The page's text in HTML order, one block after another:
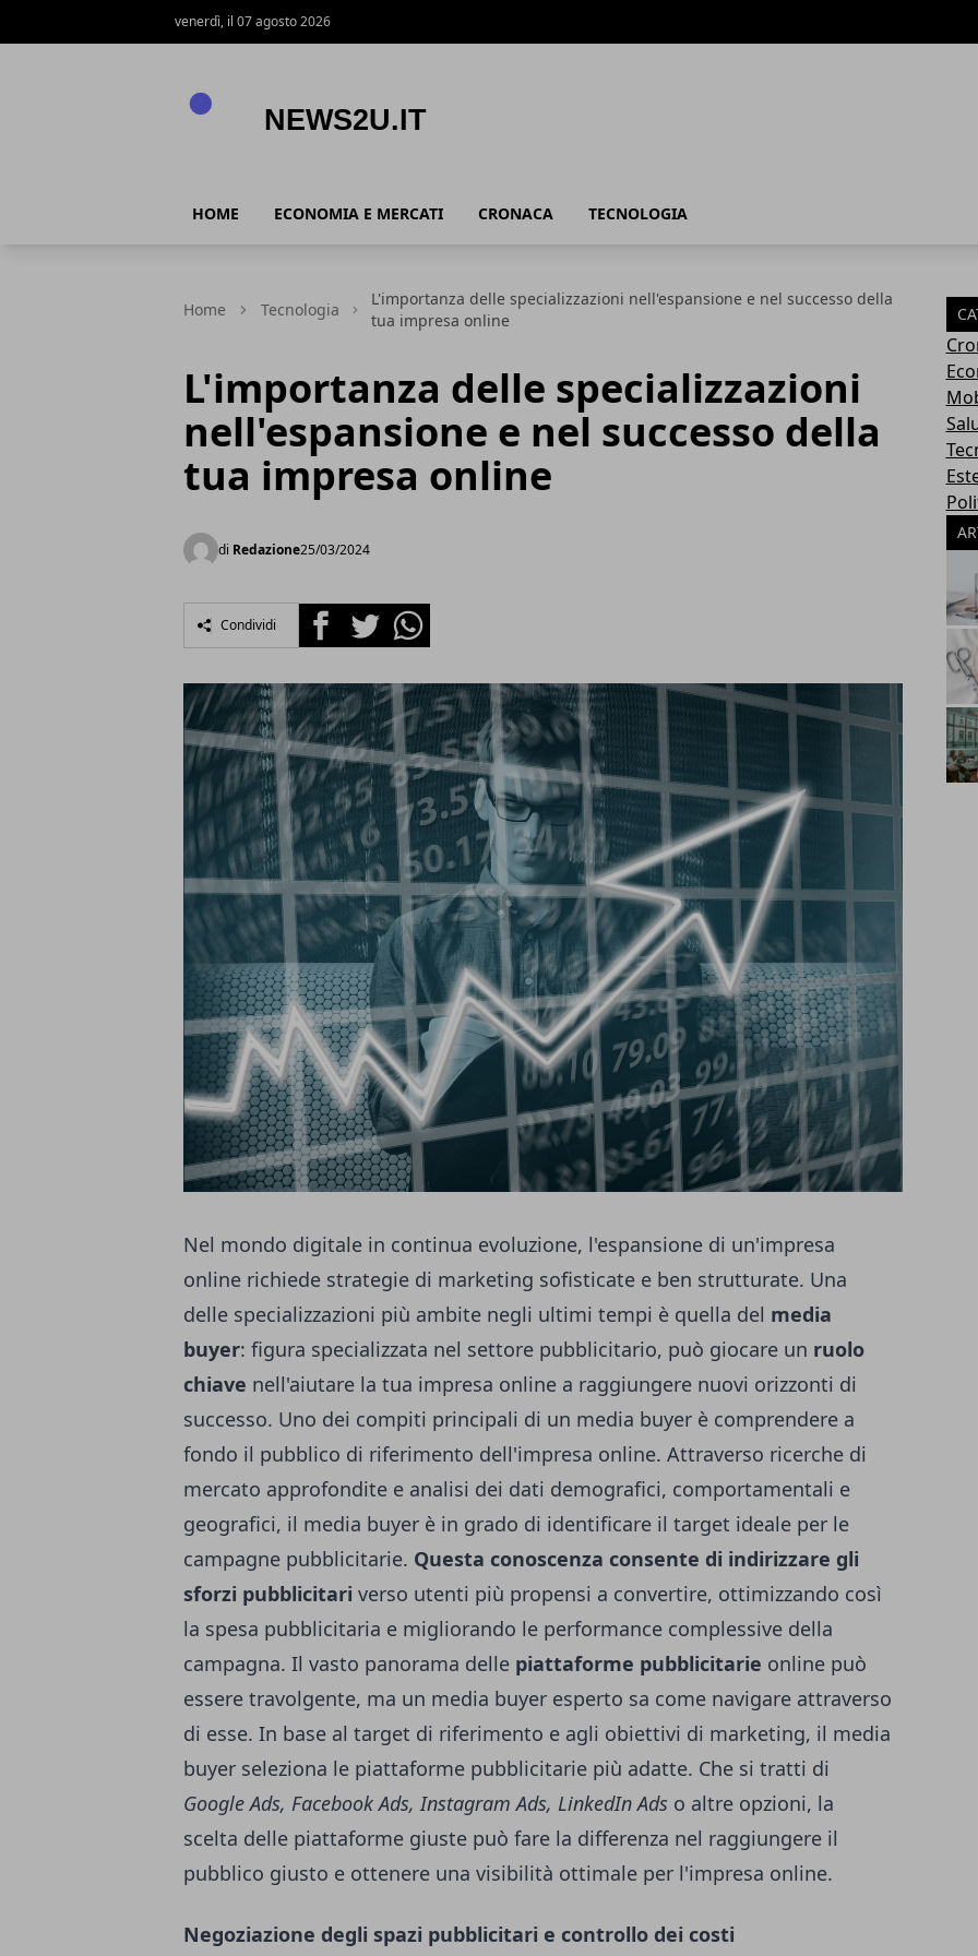
venerdì, il 07 agosto 2026
HOME ECONOMIA E MERCATI CRONACA TECNOLOGIA
Home Tecnologia
L'importanza delle specializzazioni nell'espansione e nel successo della
tua impresa online
L'importanza delle specializzazioni
nell'espansione e nel successo della
tua impresa online
di Redazione25/03/2024
Condividi FacebookTwitterWhatsapp
Nel mondo digitale in continua evoluzione, l'espansione di un'impresa
online richiede strategie di marketing sofisticate e ben strutturate. Una
delle specializzazioni più ambite negli ultimi tempi è quella del media
buyer: figura specializzata nel settore pubblicitario, può giocare un ruolo
chiave nell'aiutare la tua impresa online a raggiungere nuovi orizzonti di
successo. Uno dei compiti principali di un media buyer è comprendere a
fondo il pubblico di riferimento dell'impresa online. Attraverso ricerche di
mercato approfondite e analisi dei dati demografici, comportamentali e
geografici, il media buyer è in grado di identificare il target ideale per le
campagne pubblicitarie. Questa conoscenza consente di indirizzare gli
sforzi pubblicitari verso utenti più propensi a convertire, ottimizzando così
la spesa pubblicitaria e migliorando le performance complessive della
campagna. Il vasto panorama delle piattaforme pubblicitarie online può
essere travolgente, ma un media buyer esperto sa come navigare attraverso
di esse. In base al target di riferimento e agli obiettivi di marketing, il media
buyer seleziona le piattaforme pubblicitarie più adatte. Che si tratti di
Google Ads, Facebook Ads, Instagram Ads, LinkedIn Ads o altre opzioni, la
scelta delle piattaforme giuste può fare la differenza nel raggiungere il
pubblico giusto e ottenere una visibilità ottimale per l'impresa online.
Negoziazione degli spazi pubblicitari e controllo dei costi